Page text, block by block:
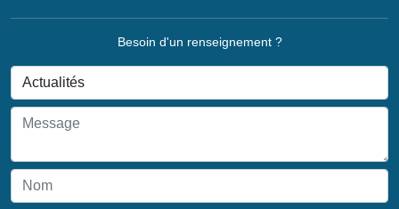
Besoin d'un renseignement ?